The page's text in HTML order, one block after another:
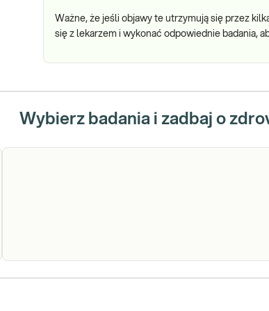
Ważne, że jeśli objawy te utrzymują się przez
się z lekarzem i wykonać odpowiednie badania,
Wybierz badania i zadbaj o
HelicobacterDiagnostyka serologiczna zakażenia